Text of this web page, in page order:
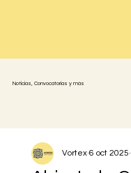
Noticias, Convocatorias y más
Vortex 6 oct 2025